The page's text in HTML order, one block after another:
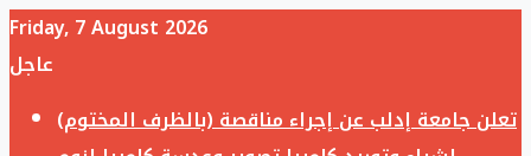
Friday, 7 August 2026
عاجل
تعلن جامعة إدلب عن إجراء مناقصة (بالظرف المختوم)